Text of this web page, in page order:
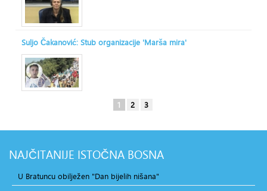
Suljo Čakanović: Stub organizacije 'Marša mira'
1 2 3
NAJČITANIJE ISTOČNA BOSNA
U Bratuncu obilježen "Dan bijelih nišana"